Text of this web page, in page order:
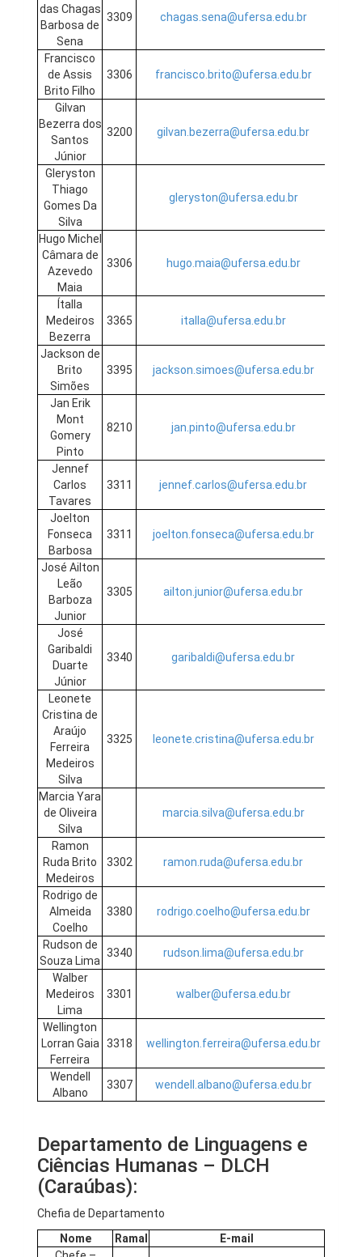
das Chagas
Barbosa de
Sena
3309 chagas.sena@ufersa.edu.br
Francisco
de Assis
Brito Filho
3306 francisco.brito@ufersa.edu.br
Gilvan
Bezerra dos
Santos
Júnior
3200 gilvan.bezerra@ufersa.edu.br
Gleryston
Thiago
Gomes Da
Silva
gleryston@ufersa.edu.br
Hugo Michel
Câmara de
Azevedo
Maia
3306 hugo.maia@ufersa.edu.br
Ítalla
Medeiros
Bezerra
3365 italla@ufersa.edu.br
Jackson de
Brito
Simões
3395 jackson.simoes@ufersa.edu.br
Jan Erik
Mont
Gomery
Pinto
8210 jan.pinto@ufersa.edu.br
Jennef
Carlos
Tavares
3311 jennef.carlos@ufersa.edu.br
Joelton
Fonseca
Barbosa
3311 joelton.fonseca@ufersa.edu.br
José Ailton
Leão
Barboza
Junior
3305 ailton.junior@ufersa.edu.br
José
Garibaldi
Duarte
Júnior
3340 garibaldi@ufersa.edu.br
Leonete
Cristina de
Araújo
Ferreira
Medeiros
Silva
3325 leonete.cristina@ufersa.edu.br
Marcia Yara
de Oliveira
Silva
marcia.silva@ufersa.edu.br
Ramon
Ruda Brito
Medeiros
3302 ramon.ruda@ufersa.edu.br
Rodrigo de
Almeida
Coelho
3380 rodrigo.coelho@ufersa.edu.br
Rudson de
Souza Lima
3340
rudson.lima@ufersa.edu.br
Walber
Medeiros
Lima
3301 walber@ufersa.edu.br
Wellington
Lorran Gaia
Ferreira
3318 wellington.ferreira@ufersa.edu.br
Wendell
Albano
3307 wendell.albano@ufersa.edu.br
Departamento de Linguagens e
Ciências Humanas – DLCH
(Caraúbas):
Chefia de Departamento
Nome
Ramal
E-mail